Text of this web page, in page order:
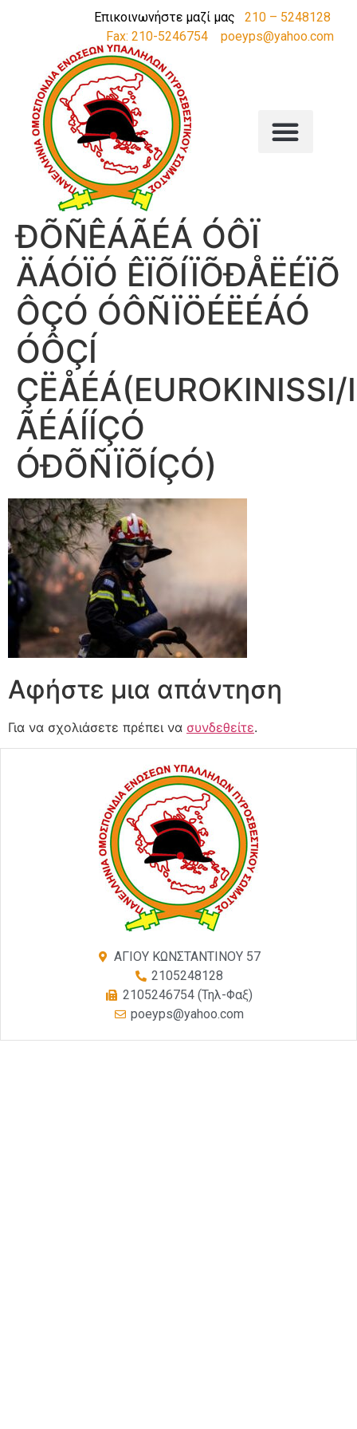
Επικοινωνήστε μαζί μας 210 – 5248128
Fax: 210-5246754
poeyps@yahoo.com
ÐÕÑÊÁÃÉÁ ÓÔÏ
ÄÁÓÏÓ ÊÏÕÍÏÕÐÅËÉÏÕ
ÔÇÓ ÓÔÑÏÖÉËÉÁÓ
ÓÔÇÍ
ÃÉÁÍÍÇÓ
ÓÐÕÑÏÕÍÇÓ)
Αφήστε μια απάντηση
Για να σχολιάσετε πρέπει να συνδεθείτε.
ΑΓΙΟΥ ΚΩΝΣΤΑΝΤΙΝΟΥ 57
2105248128
2105246754 (Τηλ-Φαξ)
poeyps@yahoo.com